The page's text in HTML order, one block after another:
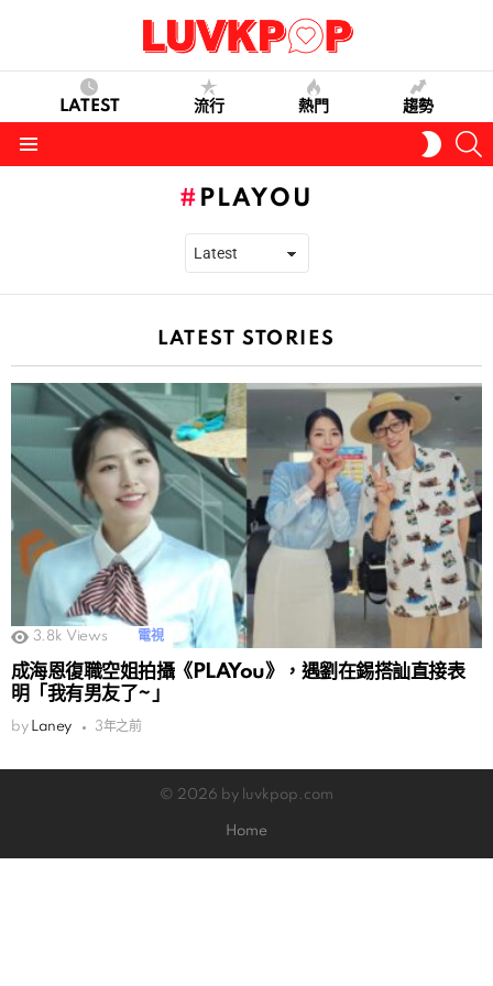
LATEST 流行 熱門 趨勢
SKIN
PLAYOU
LATEST STORIES
3.8k Views 電視
成海恩復職空姐拍攝《PLAYou》，遇劉在錫搭訕直接表
明「我有男友了~」
by Laney 3年之前
© 2026 by luvkpop.com
Home